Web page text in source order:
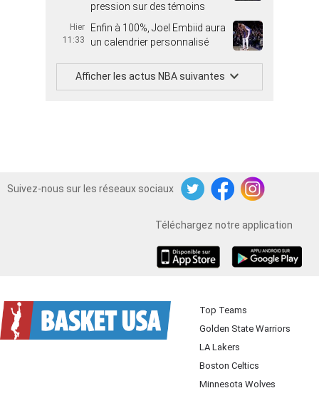
pression sur des témoins
Hier
11:33
Enfin à 100%, Joel Embiid aura
un calendrier personnalisé
Afficher les actus NBA suivantes
Suivez-nous sur les réseaux sociaux
TwitterFacebookInstagram
Téléchargez notre application
Top Teams
Golden State Warriors
LA Lakers
Boston Celtics
Minnesota Wolves